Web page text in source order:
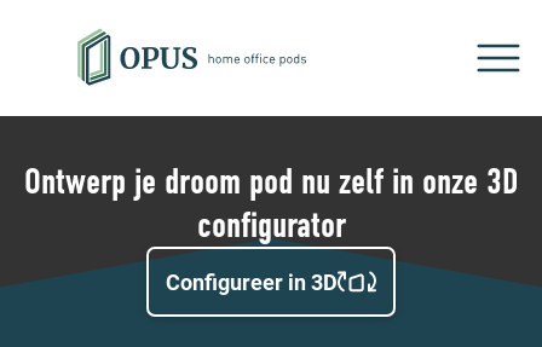
Ontwerp je droom pod nu zelf in onze 3D
configurator
Configureer in 3D